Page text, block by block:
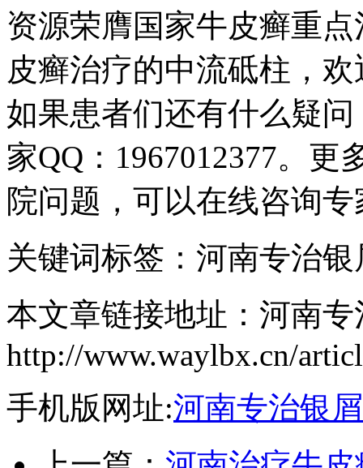
资源荣膺国家牛皮癣重
皮癣治疗的中流砥柱，
如果患者们还有什么疑
家QQ：1967012377。
院问题，可以在线咨询专
关键词标签：河南专治
本文章链接地址：河南
http://www.waylbx.cn/
手机版网址:河南专治银